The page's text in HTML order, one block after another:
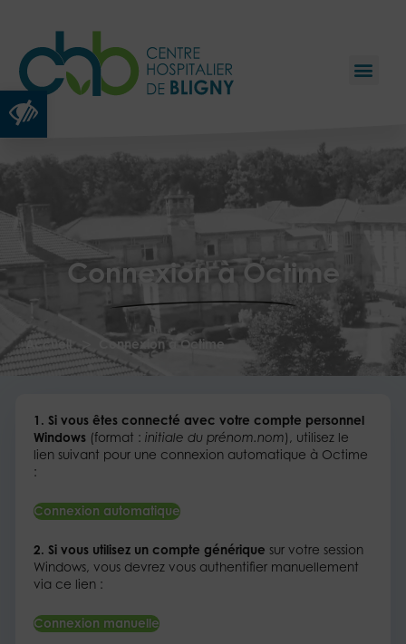
Ouvrir la barre d’outils
Connexion à Octime
Accueil > Connexion à Octime
1. Si vous êtes connecté avec votre compte personnel
Windows (format :initiale du prénom.nom), utilisez le
lien suivant pour une connexion automatique à Octime
:
Connexion automatique
2. Si vous utilisez un compte générique sur votre session
Windows, vous devrez vous authentifier manuellement
via ce lien :
Connexion manuelle